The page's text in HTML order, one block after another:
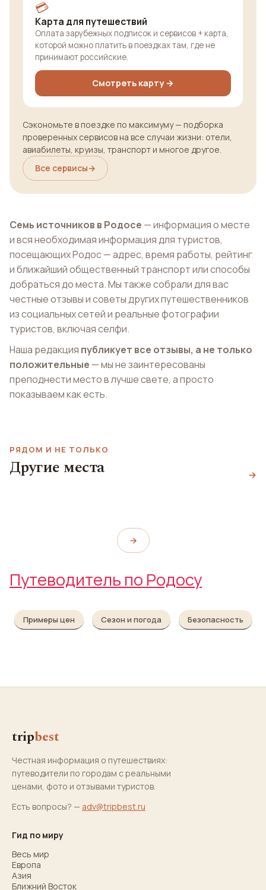
💳
Карта для путешествий
Оплата зарубежных подписок и сервисов + карта,
которой можно платить в поездках там, где не
принимают российские.
Смотреть карту →
Сэкономьте в поездке по максимуму — подборка
проверенных сервисов на все случаи жизни: отели,
авиабилеты, круизы, транспорт и многое другое.
Все сервисы→
Семь источников в Родосе — информация о месте
и вся необходимая информация для туристов,
посещающих Родос — адрес, время работы, рейтинг
и ближайший общественный транспорт или способы
добраться до места. Мы также собрали для вас
честные отзывы и советы других путешественников
из социальных сетей и реальные фотографии
туристов, включая селфи.
Наша редакция публикует все отзывы, а не только
положительные — мы не заинтересованы
преподнести место в лучше свете, а просто
показываем как есть.
РЯДОМ И НЕ ТОЛЬКО
Другие места →
Пляж Родос
→
Путеводитель по Родосу
Примеры цен Сезон и погода Безопасность
tripbest
Честная информация о путешествиях:
путеводители по городам с реальными
ценами, фото и отзывами туристов.
Есть вопросы? — adv@tripbest.ru
Гид по миру
Весь мир
Европа
Азия
Ближний Восток